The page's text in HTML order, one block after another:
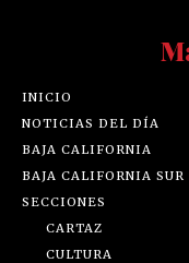
INICIO
NOTICIAS DEL DÍA
BAJA CALIFORNIA
BAJA CALIFORNIA SUR
SECCIONES
CARTAZ
CULTURA